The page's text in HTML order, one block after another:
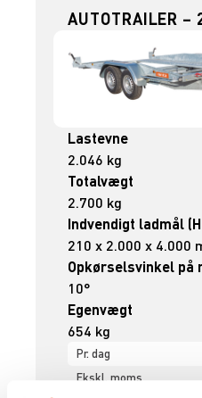
AUTOTRAILER –
Lastevne
2.046 kg
Totalvægt
2.700 kg
Indvendigt ladmål
210 x 2.000 x 4.000
Opkørselsvinkel på
10°
Egenvægt
654 kg
Pr. dag
Ekskl. moms